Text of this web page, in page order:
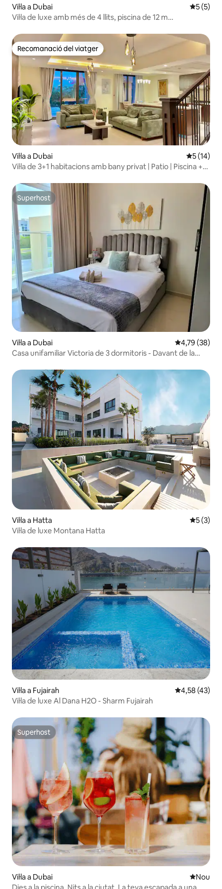
Vil·la a Dubai 5 de
5 (5)
Vil·la de luxe amb més de 4 llits, piscina de 12 m
Recomanació del viatger
Recomanació del viatger
Vil·la a Dubai 5 de
5 (14)
Vil·la de 3+1 habitacions amb bany privat | Patio | Piscina +
Superhost
Superhost
Vil·la a Dubai 4,79 de
4,79 (38)
Casa unifamiliar Victoria de 3 dormitoris - Davant de la
Vil·la a Hatta 5 de
5 (3)
Vil·la de luxe Montana Hatta
Vil·la a Fujairah 4,58 de
4,58 (43)
Vil·la de luxe Al Dana H2O - Sharm Fujairah
Superhost
Superhost
Vil·la a Dubai
Nou
Dies a la piscina. Nits a la ciutat. La teva escapada a una